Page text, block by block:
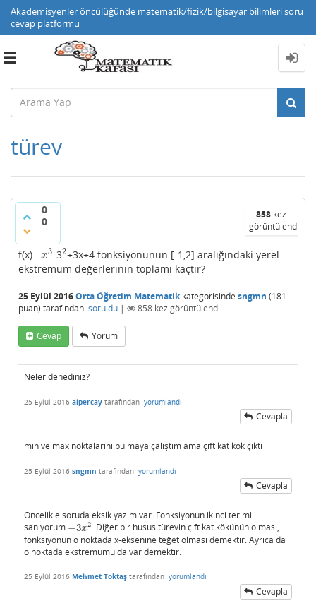
Akademisyenler öncülüğünde matematik/fizik/bilgisayar bilimleri soru
cevap platformu
Toggle
türev
0
0
858 kez
görüntülendi
f(x)= x3
x3-32
2+3x+4 fonksiyonunun [-1,2] aralığındaki yerel
ekstremum değerlerinin toplamı kaçtır?
25 Eylül 2016Orta Öğretim Matematikkategorisinde sngmn (181
puan) tarafından soruldu | 858 kez görüntülendi
Cevap Yorum
Neler denediniz?
25 Eylül 2016 alpercay tarafından yorumlandı
Cevapla
min ve max noktalarını bulmaya çalıştım ama çift kat kök çıktı
25 Eylül 2016 sngmn tarafından yorumlandı
Cevapla
Öncelikle soruda eksik yazım var. Fonksiyonun ikinci terimi
sanıyorum −3x2
−3x2 . Diğer bir husus türevin çift kat kökünün olması,
fonksiyonun o noktada x-eksenine teğet olması demektir. Ayrıca da
o noktada ekstremumu da var demektir.
25 Eylül 2016 Mehmet Toktaş tarafından yorumlandı
Cevapla